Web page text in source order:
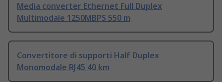
Media converter Ethernet Full Duplex
Multimodale 1250MBPS 550 m
Convertitore di supporti Half Duplex
Monomodale RJ45 40 km